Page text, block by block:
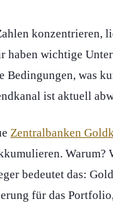
konzentrieren,
haben wichtige
Bedingungen, was
ist aktuell
Zentralbanken
bedeutet das:
für das